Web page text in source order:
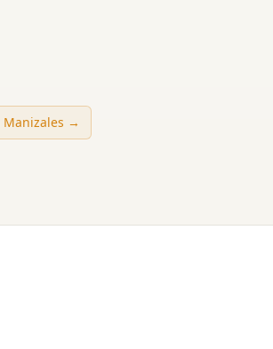
Manizales →